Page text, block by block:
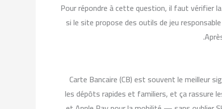
Pour répondre à cette question, il faut vérifier
si le site propose des outils de jeu
Carte Bancaire (CB) est souvent le meilleur
les dépôts rapides et familiers, et ça rassure